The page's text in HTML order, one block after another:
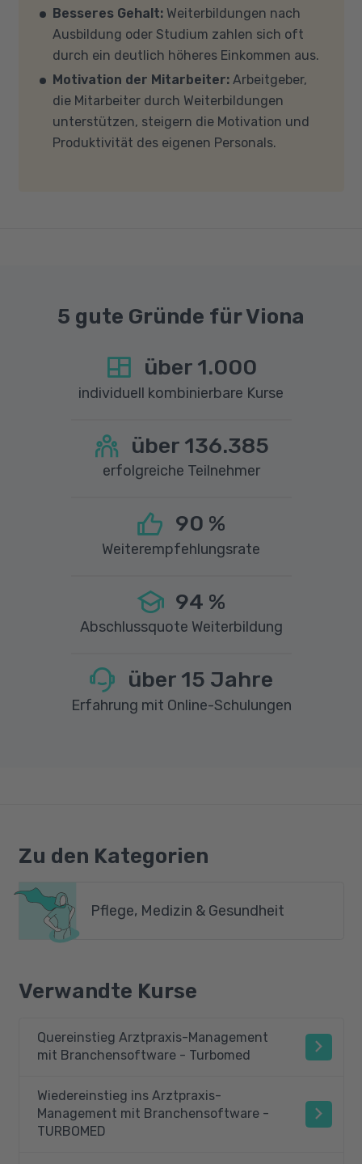
Mehrkern-Prozessor (CPU). Der Unterricht
findet in Microsoft Teams statt. Bitte achten
Sie darauf, dass Ihre Sicherheitsprogramme
und -einstellungen (Anti-Viren-Programme,
Firewalls etc.) die Verbindung mit MS Teams
nicht blockieren. Bitte beachten Sie außerdem,
dass für eine reibungslose Übertragung eine
Besseres Gehalt: Weiterbildungen nach
Ausbildung oder Studium zahlen sich oft
durch ein deutlich höheres Einkommen aus.
Motivation der Mitarbeiter: Arbeitgeber,
die Mitarbeiter durch Weiterbildungen
unterstützen, steigern die Motivation und
Produktivität des eigenen Personals.
5 gute Gründe für Viona
über 1.000
individuell kombinierbare Kurse
über 136.385
erfolgreiche Teilnehmer
90 %
Weiterempfehlungsrate
94 %
Abschlussquote Weiterbildung
über 15 Jahre
Erfahrung mit Online-Schulungen
Zu den Kategorien
Pflege, Medizin & Gesundheit
Verwandte Kurse
Quereinstieg Arztpraxis-Management
mit Branchensoftware - Turbomed
Wiedereinstieg ins Arztpraxis-
Management mit Branchensoftware -
TURBOMED